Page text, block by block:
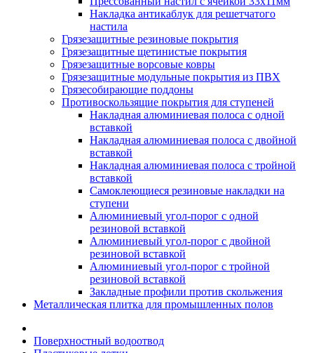
Накладка антикаблук для решетчатого
настила
Грязезащитные резиновые покрытия
Грязезащитные щетинистые покрытия
Грязезащитные ворсовые ковры
Грязезащитные модульные покрытия из ПВХ
Грязесобирающие поддоны
Противоскользящие покрытия для ступеней
Накладная алюминиевая полоса с одной
вставкой
Накладная алюминиевая полоса с двойной
вставкой
Накладная алюминиевая полоса с тройной
вставкой
Самоклеющиеся резиновые накладки на
ступени
Алюминиевый угол-порог с одной
резиновой вставкой
Алюминиевый угол-порог с двойной
резиновой вставкой
Алюминиевый угол-порог с тройной
резиновой вставкой
Закладные профили против скольжения
Металлическая плитка для промышленных полов
Поверхностный водоотвод